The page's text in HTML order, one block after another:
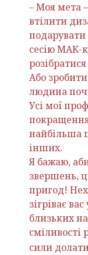
– Моя мета
втілити
сесію МАК-
Або
людина
Усі мої
найбільша
інших.
Я бажаю,
звершень,
пригод!
зігріває
близьких
сміливості
сили